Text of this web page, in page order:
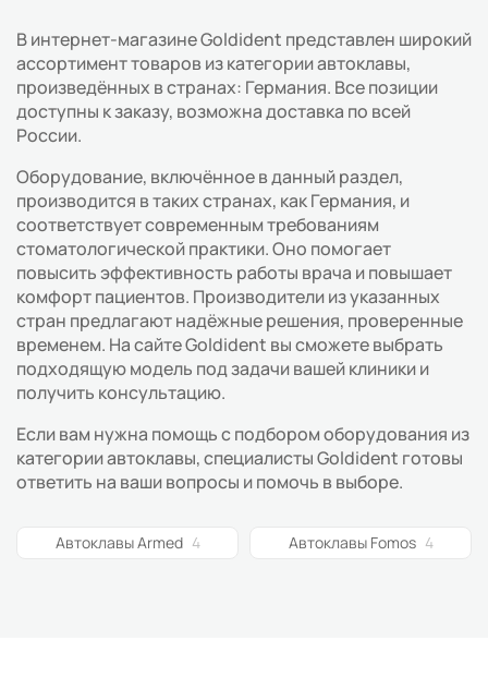
В интернет-магазине Goldident представлен широкий
ассортимент товаров из категории автоклавы,
произведённых в странах: Германия. Все позиции
доступны к заказу, возможна доставка по всей
России.
Оборудование, включённое в данный раздел,
производится в таких странах, как Германия, и
соответствует современным требованиям
стоматологической практики. Оно помогает
повысить эффективность работы врача и повышает
комфорт пациентов. Производители из указанных
стран предлагают надёжные решения, проверенные
временем. На сайте Goldident вы сможете выбрать
подходящую модель под задачи вашей клиники и
получить консультацию.
Если вам нужна помощь с подбором оборудования из
категории автоклавы, специалисты Goldident готовы
ответить на ваши вопросы и помочь в выборе.
Автоклавы Armed 4 Автоклавы Fomos 4